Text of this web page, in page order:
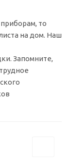
то
на дом. Наш
Запомните,